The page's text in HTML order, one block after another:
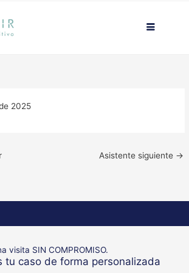
2025
Asistente siguiente →
visita SIN COMPROMISO.
tu caso de forma personalizada